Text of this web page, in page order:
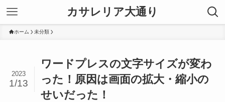
カサレリア大通り
ホーム 未分類
ワードプレスの文字サイズが変わ
った！原因は画面の拡大・縮小の
せいだった！
2023
1/13